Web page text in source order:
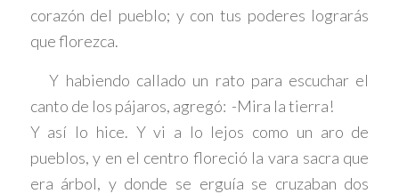
corazón del pueblo; y con tus poderes lograrás
que florezca.
Y habiendo callado un rato para escuchar el
canto de los pájaros, agregó: -Mira la tierra!
Y así lo hice. Y vi a lo lejos como un aro de
pueblos, y en el centro floreció la vara sacra que
era árbol, y donde se erguía se cruzaban dos